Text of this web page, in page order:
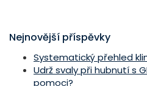
Nejnovější příspěvky
Systematický přehled
Udrž svaly při hubnutí s
pomoci?